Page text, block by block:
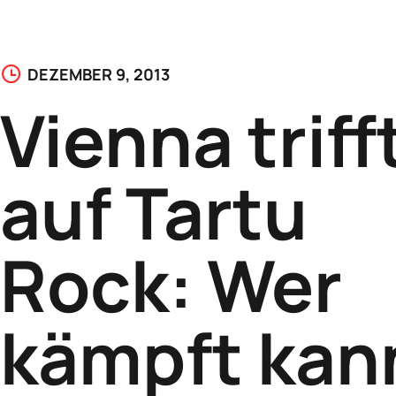
DEZEMBER 9, 2013
Vienna
auf Tartu
Rock: Wer
kämpft